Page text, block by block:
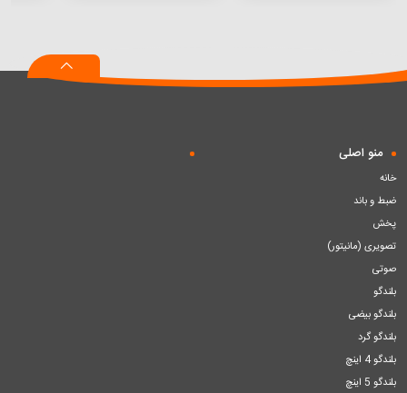
سبد
منو اصلی
خانه
ضبط و باند
پخش
تصویری (مانیتور)
صوتی
بلندگو
بلندگو بیضی
بلندگو گرد
بلندگو 4 اینچ
بلندگو 5 اینچ